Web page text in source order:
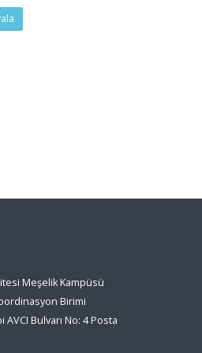
Meşelik Kampüsü
Birimi
Bulvarı No: 4 Posta